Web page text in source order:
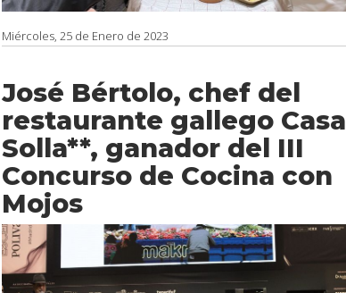
Miércoles, 25 de Enero de 2023
José Bértolo, chef del
restaurante gallego Casa
Solla**, ganador del III
Concurso de Cocina con
Mojos